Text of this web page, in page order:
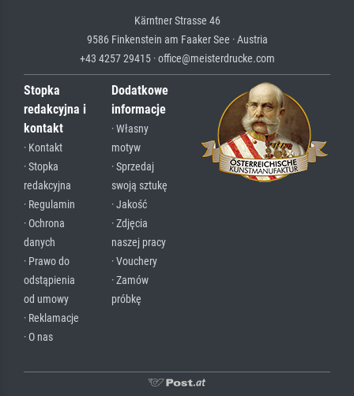
Kärntner Strasse 46
9586 Finkenstein am Faaker See · Austria
+43 4257 29415 · office@meisterdrucke.com
Stopka
redakcyjna i
kontakt
· Kontakt
· Stopka
redakcyjna
· Regulamin
· Ochrona
danych
· Prawo do
odstąpienia
od umowy
· Reklamacje
· O nas
Dodatkowe
informacje
· Własny
motyw
· Sprzedaj
swoją sztukę
· Jakość
· Zdjęcia
naszej pracy
· Vouchery
· Zamów
próbkę